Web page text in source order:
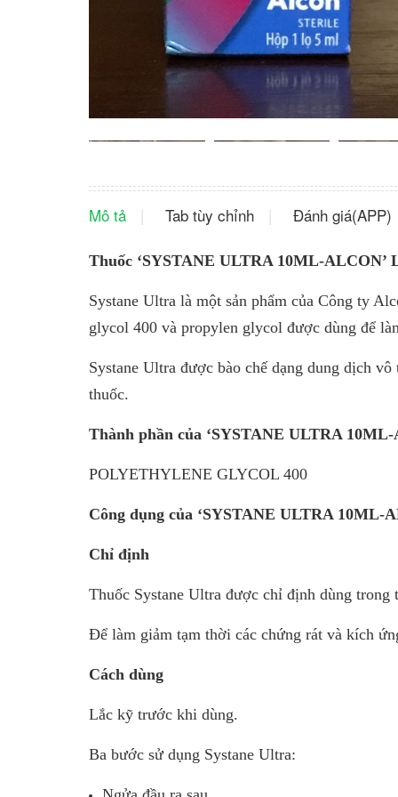
Mô tả Tab tùy chỉnh Đánh giá(APP)
Thuốc ‘SYSTANE ULTRA 10ML-ALCON’
Systane Ultra là một sản phẩm của Công ty
glycol 400 và propylen glycol được dùng để
Systane Ultra được bào chế dạng dung dịch
thuốc.
Thành phần của ‘SYSTANE ULTRA 10ML-
POLYETHYLENE GLYCOL 400
Công dụng của ‘SYSTANE ULTRA 10ML-
Chỉ định
Thuốc Systane Ultra được chỉ định dùng trong
Để làm giảm tạm thời các chứng rát và kích
Cách dùng
Lắc kỹ trước khi dùng.
Ba bước sử dụng Systane Ultra: